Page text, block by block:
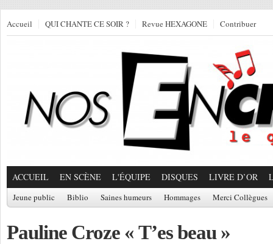
Accueil QUI CHANTE CE SOIR ? Revue HEXAGONE Contribuer
ACCUEIL EN SCÈNE L'ÉQUIPE DISQUES LIVRE D’OR
Jeune public Biblio Saines humeurs Hommages Merci Collègues
Pauline Croze « T’es beau »